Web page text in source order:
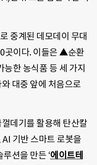
중계된 데모데이 무대
곳이다. 이들은 ▲순환
한 농식품 등 세 가지
대중 앞에 처음으로
데기를 활용해 탄산칼
AI 기반 스마트 로봇을
션을 만든 ‘에이트테